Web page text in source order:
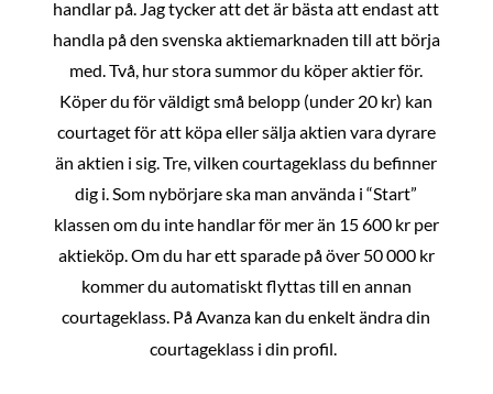
handlar på. Jag tycker att det är bästa att endast att
handla på den svenska aktiemarknaden till att börja
med. Två, hur stora summor du köper aktier för.
Köper du för väldigt små belopp (under 20 kr) kan
courtaget för att köpa eller sälja aktien vara dyrare
än aktien i sig. Tre, vilken courtageklass du befinner
dig i. Som nybörjare ska man använda i “Start”
klassen om du inte handlar för mer än 15 600 kr per
aktieköp. Om du har ett sparade på över 50 000 kr
kommer du automatiskt flyttas till en annan
courtageklass. På Avanza kan du enkelt ändra din
courtageklass i din profil.